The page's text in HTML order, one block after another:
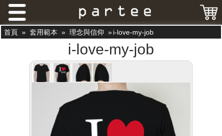
首頁 » 套用範本 » 理念與信仰 »i-love-my-job
i-love-my-job